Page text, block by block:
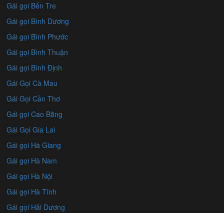
Gái gọi Bến Tre
Gái gọi Bình Dương
Gái gọi Bình Phước
Gái gọi Bình Thuận
Gái gọi Bình Định
Gái Gọi Cà Mau
Gái Gọi Cần Thơ
Gái gọi Cao Bằng
Gái Gọi Gia Lai
Gái gọi Hà Giang
Gái gọi Hà Nam
Gái gọi Hà Nội
Gái gọi Hà Tĩnh
Gái gọi Hải Dương